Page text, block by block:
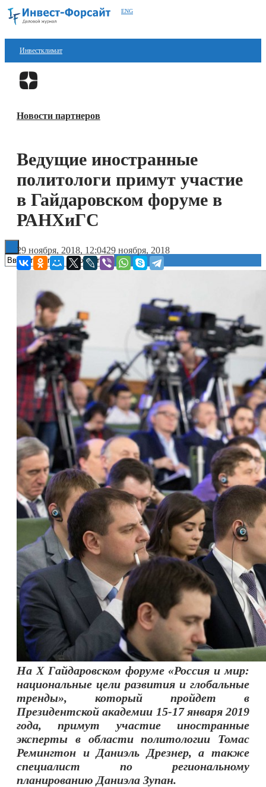
ENG
Инвестклимат
Финансы
Блокчейн
Технологии
ESG
Книги
Новости партнеров
Ведущие иностранные
политологи примут участие
в Гайдаровском форуме в
РАНХиГС
29 ноября, 2018, 12:0429 ноября, 2018
На X Гайдаровском форуме «Россия и мир:
национальные цели развития и глобальные
тренды», который пройдет в
Президентской академии 15-17 января 2019
года, примут участие иностранные
эксперты в области политологии Томас
Ремингтон и Даниэль Дрезнер, а также
специалист по региональному
планированию Даниэла Зупан.